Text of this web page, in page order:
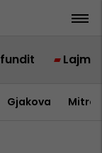
Lajme
Gjakova